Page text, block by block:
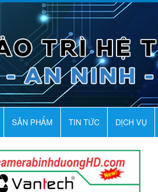
SẢN PHẨM TIN TỨC DỊCH VỤ